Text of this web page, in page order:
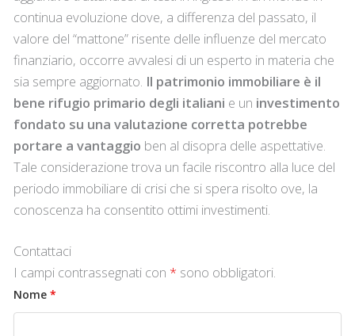
continua evoluzione dove, a differenza del passato, il
valore del “mattone” risente delle influenze del mercato
finanziario, occorre avvalesi di un esperto in materia che
sia sempre aggiornato. Il patrimonio immobiliare è il
bene rifugio primario degli italiani e un investimento
fondato su una valutazione corretta potrebbe
portare a vantaggio ben al disopra delle aspettative.
Tale considerazione trova un facile riscontro alla luce del
periodo immobiliare di crisi che si spera risolto ove, la
conoscenza ha consentito ottimi investimenti.
Contattaci
I campi contrassegnati con * sono obbligatori.
Nome *